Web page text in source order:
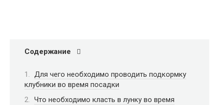
Содержание
Для чего необходимо проводить подкормку
клубники во время посадки
Что необходимо класть в лунку во время